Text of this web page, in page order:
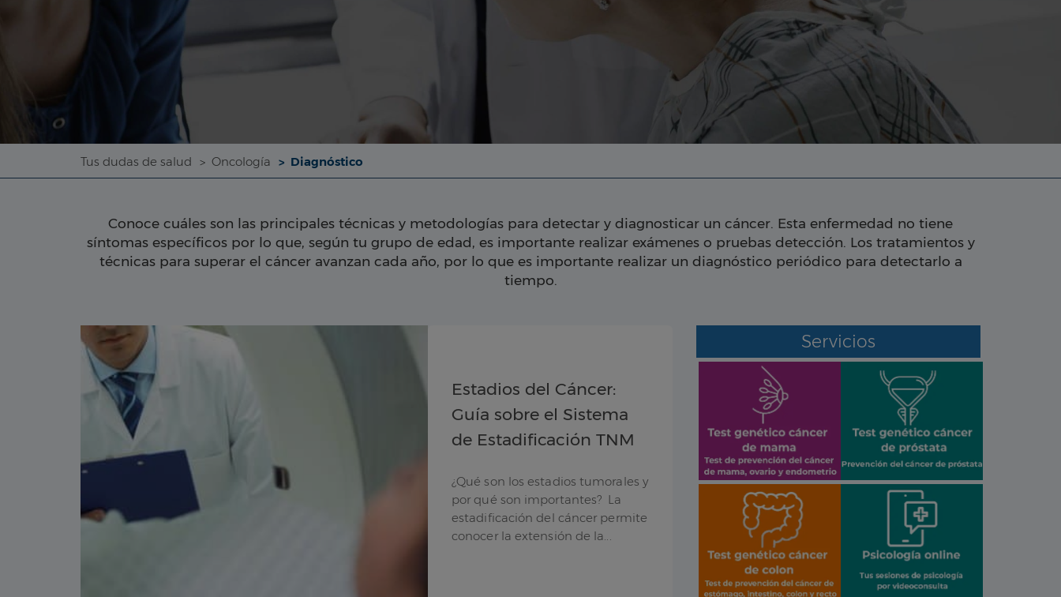
Tus dudas de salud Oncología Diagnóstico
Conoce cuáles son las principales técnicas y metodologías para detectar y diagnosticar un cáncer. Esta enfermedad no tiene
síntomas específicos por lo que, según tu grupo de edad, es importante realizar exámenes o pruebas detección. Los tratamientos y
técnicas para superar el cáncer avanzan cada año, por lo que es importante realizar un diagnóstico periódico para detectarlo a
tiempo.
Estadios del Cáncer:
Guía sobre el Sistema
de Estadificación TNM
¿Qué son los estadios tumorales y
por qué son importantes? La
estadificación del cáncer permite
conocer la extensión de la...
Servicios